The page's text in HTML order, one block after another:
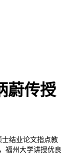
蔚传授
结业论文指点教
福州大学讲授优良